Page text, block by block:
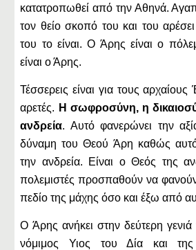
κατατροπωθεί από την Αθηνά.
τον θείο σκοπό του και του
του το είναι. Ο Άρης είναι ο
είναι ο Άρης.
Τέσσερεις είναι για τους αρχαίους
αρετές. Η σωφροσύνη, η
ανδρεία. Αυτό φανερώνει την
δύναμη του Θεού Άρη καθώς
την ανδρεία. Είναι ο Θεός της
πολεμιστές προσπαθούν να
πεδίο της μάχης όσο και έξω από
Ο Άρης ανήκει στην δεύτερη
νόμιμος Υιος του Δία και